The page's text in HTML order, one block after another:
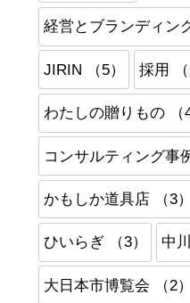
経営とブランディン
JIRIN （5） 採用 （
わたしの贈りもの （4
コンサルティング事
かもしか道具店 （3）
ひいらぎ （3） 中
大日本市博覧会 （2）